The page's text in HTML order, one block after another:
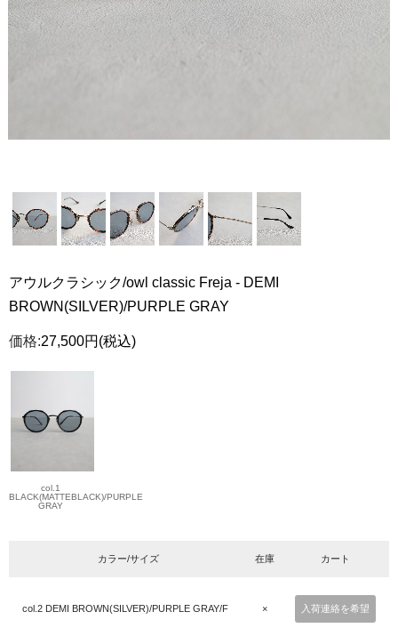
アウルクラシック/owl classic Freja - DEMI
BROWN(SILVER)/PURPLE GRAY
価格:27,500円 (税込)
col.1
BLACK(MATTEBLACK)/PURPLE
GRAY
カラー/サイズ 在庫 カート
col.2 DEMI BROWN(SILVER)/PURPLE GRAY/F × 入荷連絡を希望